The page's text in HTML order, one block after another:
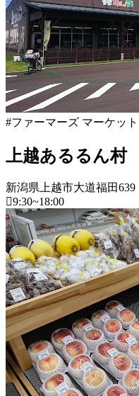
18
日
2022
年
8
月
20
日
直
売
所
ね
っ
と
ー
ケ
ッ
ト
2022
年
8
月
18
2022
年
8
月
20
日
直
所
ね
っ
と
フ
ァ
ー
マ
ー
ズ
マ
ー
ッ
ト
2022
年
8
月
18
日
2022
年
8
月
20
日
直
売
所
ね
っ
と
#ファーマーズ マーケット
上越あるるん村
新潟県上越市大道福田639
9:30~18:00
新
潟
県
フ
ァ
ー
マ
ー
ズ
マ
ー